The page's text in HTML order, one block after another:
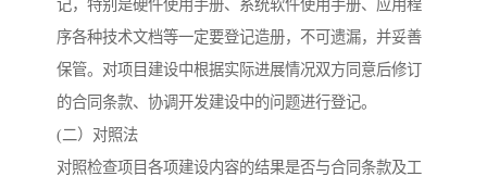
记，特别是硬件使用手册、系统软件使用手册、应用程
序各种技术文档等一定要登记造册，不可遗漏，并妥善
保管。对项目建设中根据实际进展情况双方同意后修订
的合同条款、协调开发建设中的问题进行登记。
(二）对照法
对照检查项目各项建设内容的结果是否与合同条款及工